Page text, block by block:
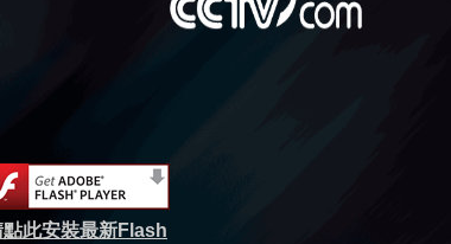
點此安裝最新Flash